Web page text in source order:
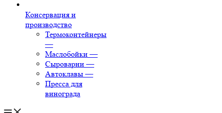
Консервация и
производство
Термоконтейнеры
—
Маслобойки —
Сыроварни —
Автоклавы —
Пресса для
винограда